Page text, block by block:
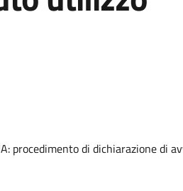
procedimento di dichiarazione di